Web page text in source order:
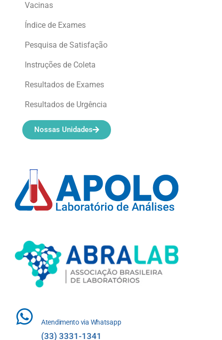
Atendimento via Whatsapp
(33) 3331-1341
Vacinas
Índice de Exames
Pesquisa de Satisfação
Instruções de Coleta
Resultados de Exames
Resultados de Urgência
Nossas Unidades